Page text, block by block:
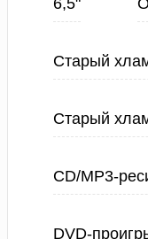
6,5"
Старый
Старый
CD/MP3-
DVD-